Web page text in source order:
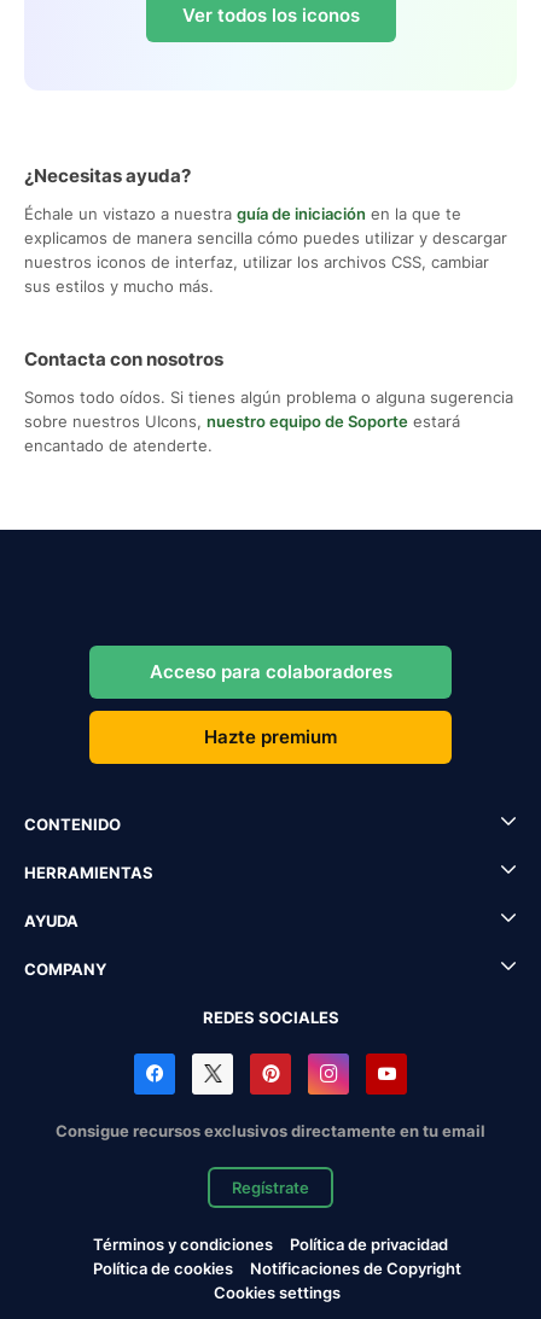
Ver todos los iconos
¿Necesitas ayuda?
Échale un vistazo a nuestra guía de iniciación en la que te
explicamos de manera sencilla cómo puedes utilizar y descargar
nuestros iconos de interfaz, utilizar los archivos CSS, cambiar
sus estilos y mucho más.
Contacta con nosotros
Somos todo oídos. Si tienes algún problema o alguna sugerencia
sobre nuestros UIcons, nuestro equipo de Soporte estará
encantado de atenderte.
Acceso para colaboradores
Hazte premium
CONTENIDO
HERRAMIENTAS
AYUDA
COMPANY
REDES SOCIALES
Consigue recursos exclusivos directamente en tu email
Regístrate
Términos y condiciones
Política de privacidad
Política de cookies
Notificaciones de Copyright
Cookies settings